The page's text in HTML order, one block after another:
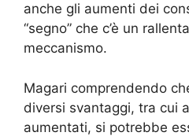
anche gli aumenti dei
“segno” che c’è un
meccanismo.
Magari comprendendo
diversi svantaggi, tra cui
aumentati, si potrebbe